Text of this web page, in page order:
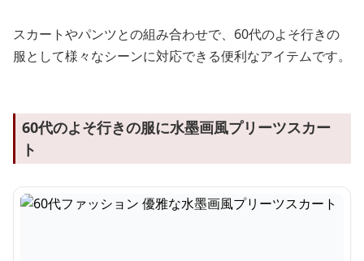
スカートやパンツとの組み合わせで、60代のよそ行きの
服として様々なシーンに対応できる便利なアイテムです。
60代のよそ行きの服に水墨画風プリーツスカー
ト